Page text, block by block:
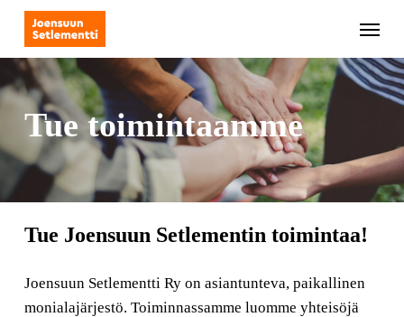
Skip
main
content
Menu
Tue toimintaamme
Tue Joensuun Setlementin toimintaa!
Joensuun Setlementti Ry on asiantunteva, paikallinen
monialajärjestö. Toiminnassamme luomme yhteisöjä